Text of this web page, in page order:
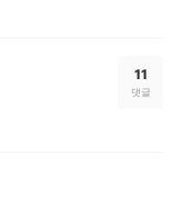
11
댓글